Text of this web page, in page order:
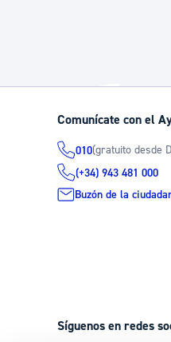
Comunícate con el
010(gratuito desde
(+34) 943 481 000
Buzón de la
Síguenos en redes